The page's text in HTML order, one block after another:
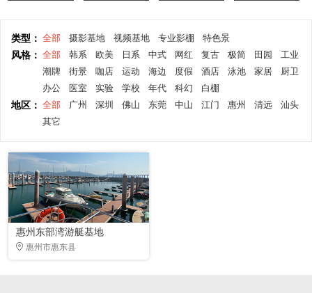
类型： 全部 摄影基地 视频基地 专业影棚 特色景
风格： 全部 韩系 欧美 日系 中式 网红 复古 极简 田园
工业
潮牌
街景 咖店 运动 海边 度假 酒店 泳池 家居
厨卫
办公
医室 实验 学校 年代 科幻 白棚
地区： 全部 广州 深圳 佛山 东莞 中山 江门 惠州 清远
汕头
其它
惠州东部湾游艇基地
惠州市惠东县